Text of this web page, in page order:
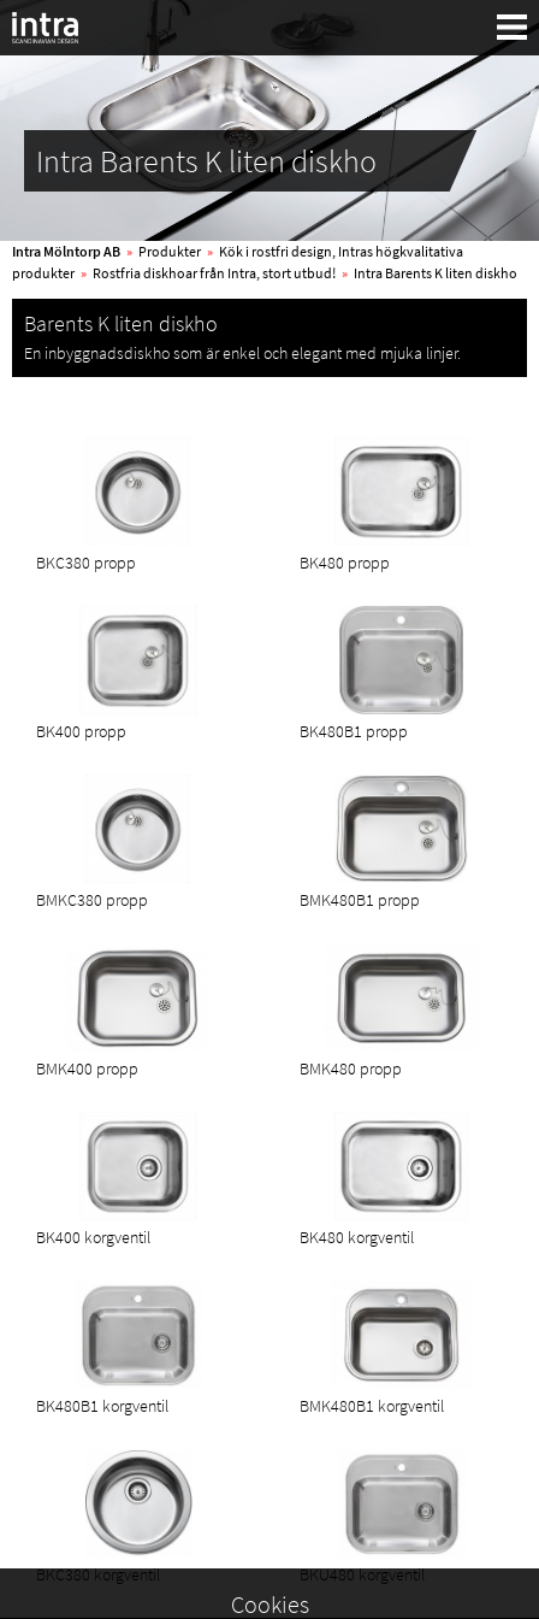
Intra Barents K liten diskho
Intra Mölntorp AB » Produkter » Kök i rostfri design, Intras högkvalitativa
produkter » Rostfria diskhoar från Intra, stort utbud! » Intra Barents K liten diskho
Barents K liten diskho
En inbyggnadsdiskho som är enkel och elegant med mjuka linjer.
BKC380 propp BK480 propp
BK400 propp BK480B1 propp
BMKC380 propp BMK480B1 propp
BMK400 propp BMK480 propp
BK400 korgventil BK480 korgventil
BK480B1 korgventil BMK480B1 korgventil
BKC380 korgventil BKU480 korgventil
Cookies